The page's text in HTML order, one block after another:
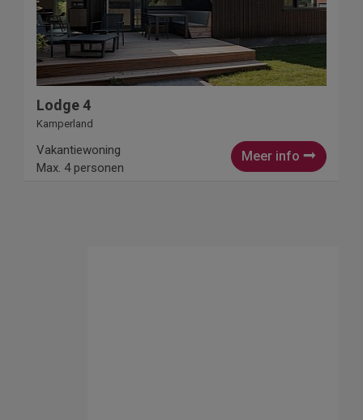
Lodge 4
Kamperland
Meer info
Vakantiewoning
Max. 4 personen